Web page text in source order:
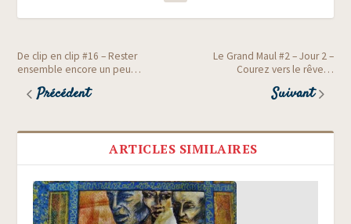
De clip en clip #16 – Rester
ensemble encore un peu…
Précédent
Le Grand Maul #2 – Jour 2 –
Courez vers le rêve…
Suivant
ARTICLES SIMILAIRES